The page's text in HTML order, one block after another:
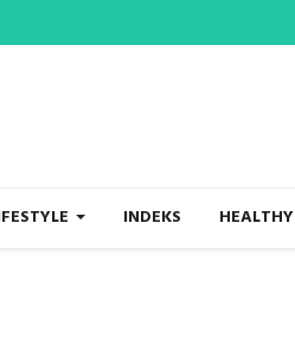
INDEKS HEALTHY